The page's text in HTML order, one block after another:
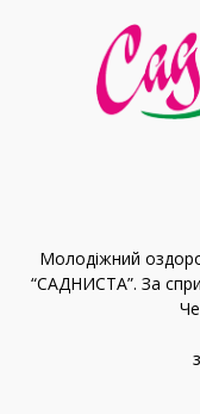
Молодіжний
“САДНИСТА”. За